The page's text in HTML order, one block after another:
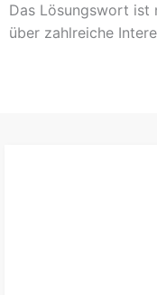
Das Lösungswort ist
über zahlreiche